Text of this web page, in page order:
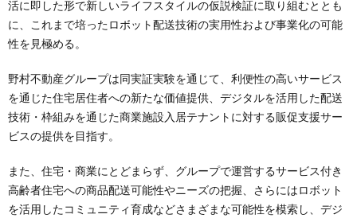
活に即した形で新しいライフスタイルの仮説検証に取り組むととも
に、これまで培ったロボット配送技術の実用性および事業化の可能
性を見極める。
野村不動産グループは同実証実験を通じて、利便性の高いサービス
を通じた住宅居住者への新たな価値提供、デジタルを活用した配送
技術・枠組みを通じた商業施設入居テナントに対する販促支援サー
ビスの提供を目指す。
また、住宅・商業にとどまらず、グループで運営するサービス付き
高齢者住宅への商品配送可能性やニーズの把握、さらにはロボット
を活用したコミュニティ育成などさまざまな可能性を模索し、デジ